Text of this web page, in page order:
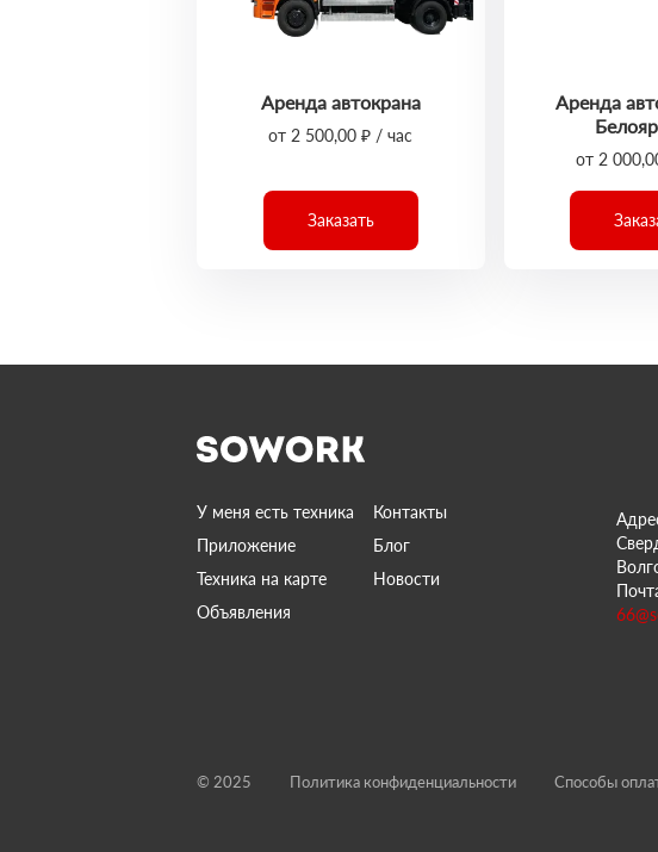
Аренда автокрана
от 2 500,00 ₽ / час
Заказать
Аренда
от 2
У меня есть техника
Контакты
Приложение
Блог
Техника на карте
Новости
Объявления
© 2025 Политика конфиденциальности Способы